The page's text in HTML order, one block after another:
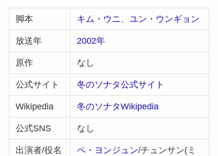
脚本 キム・ウニ、ユン・ウンギョン
放送年 2002年
原作 なし
公式サイト 冬のソナタ公式サイト
Wikipedia 冬のソナタWikipedia
公式SNS なし
出演者/役名 ペ・ヨンジュン/チュンサン(ミ